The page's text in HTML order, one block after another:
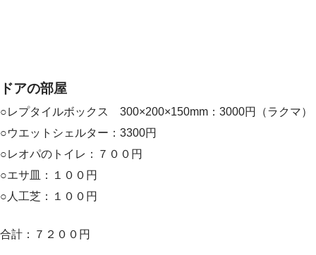
ドアの部屋
○レプタイルボックス 300×200×150mm：3000円（ラクマ）
○ウエットシェルター：3300円
○レオパのトイレ：７００円
○エサ皿：１００円
○人工芝：１００円
合計：７２００円